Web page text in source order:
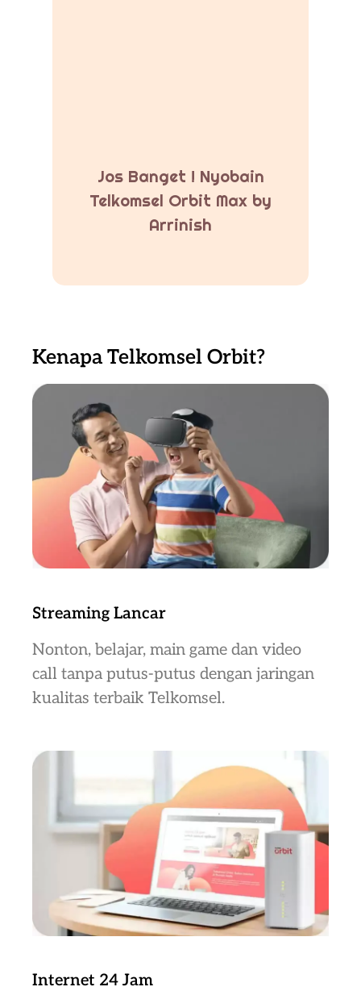
Jos Banget ! Nyobain
Telkomsel Orbit Max by
Arrinish
Kenapa Telkomsel Orbit?
Streaming Lancar
Nonton, belajar, main game dan video
call tanpa putus-putus dengan jaringan
kualitas terbaik Telkomsel.
Internet 24 Jam